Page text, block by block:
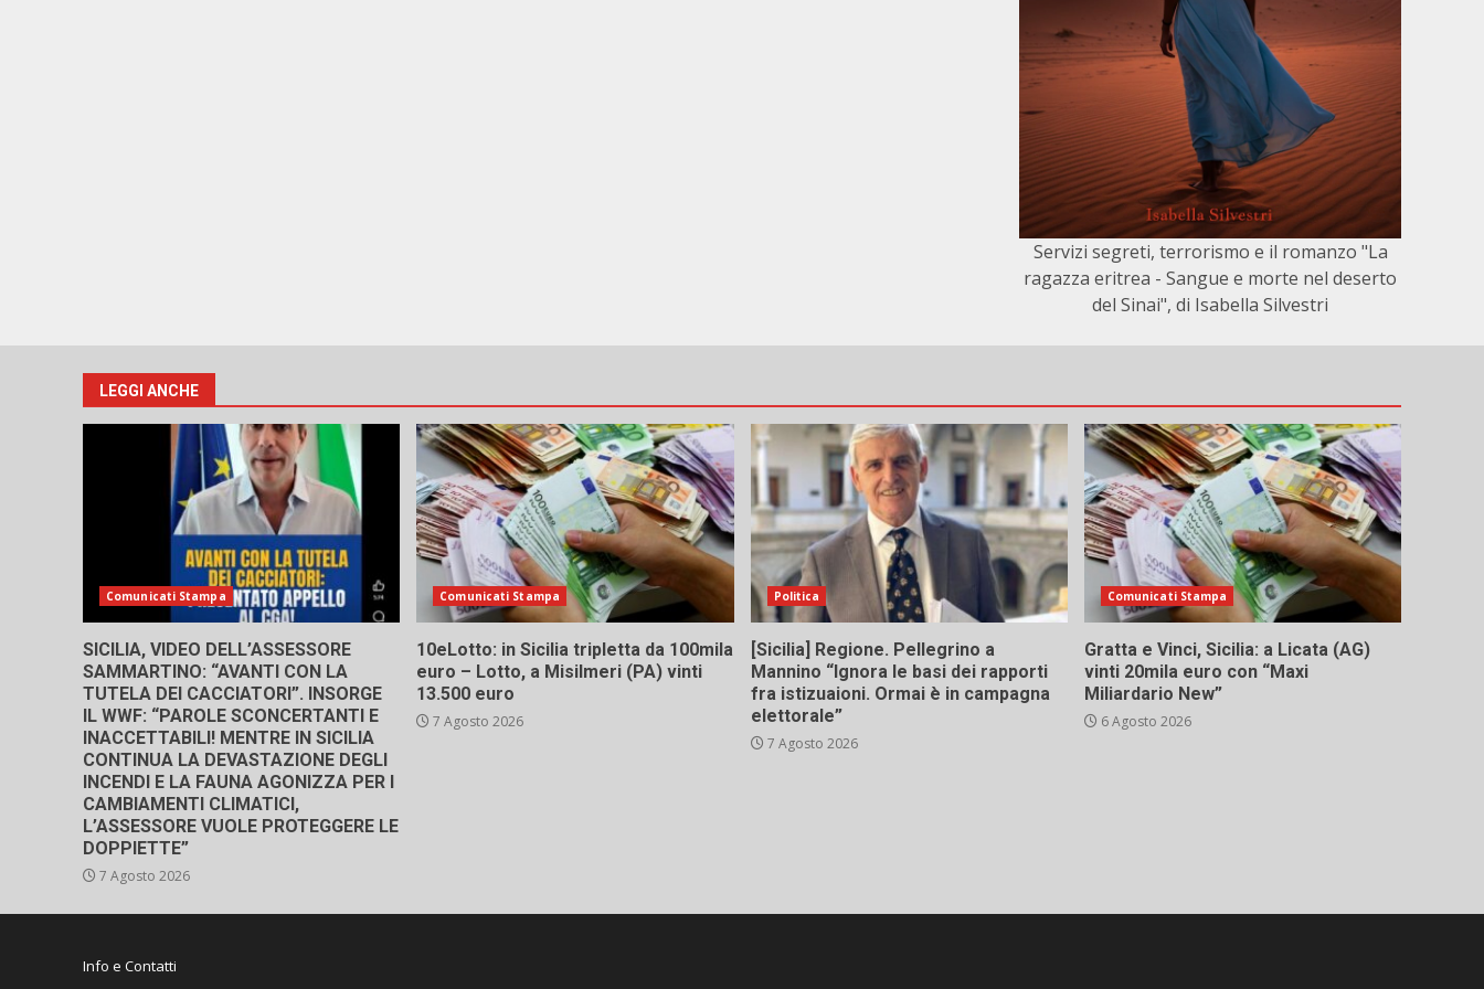
Servizi segreti, terrorismo e il romanzo "La
ragazza eritrea - Sangue e morte nel deserto
del Sinai", di Isabella Silvestri
LEGGI ANCHE
Comunicati Stampa
SICILIA, VIDEO DELL’ASSESSORE
SAMMARTINO: “AVANTI CON LA
TUTELA DEI CACCIATORI”. INSORGE
IL WWF: “PAROLE SCONCERTANTI E
INACCETTABILI! MENTRE IN SICILIA
CONTINUA LA DEVASTAZIONE DEGLI
INCENDI E LA FAUNA AGONIZZA PER I
CAMBIAMENTI CLIMATICI,
L’ASSESSORE VUOLE PROTEGGERE LE
DOPPIETTE”
7 Agosto 2026
Comunicati Stampa
10eLotto: in Sicilia tripletta da 100mila
euro – Lotto, a Misilmeri (PA) vinti
13.500 euro
7 Agosto 2026
Politica
[Sicilia] Regione. Pellegrino a
Mannino “Ignora le basi dei rapporti
fra istizuaioni. Ormai è in campagna
elettorale”
7 Agosto 2026
Comunicati Stampa
Gratta e Vinci, Sicilia: a Licata (AG)
vinti 20mila euro con “Maxi
Miliardario New”
6 Agosto 2026
Info e Contatti